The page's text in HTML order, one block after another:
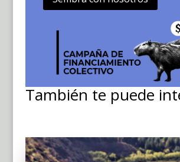
También te puede